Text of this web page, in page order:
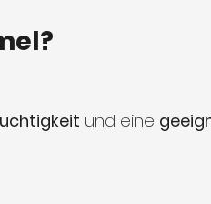
und eine